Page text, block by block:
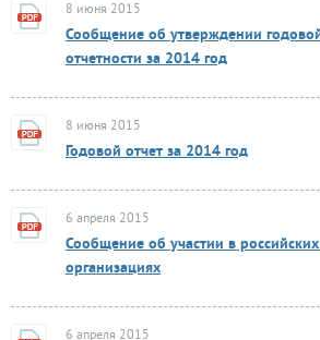
8 июня 2015
Сообщение об утверждении
отчетности за 2014 год
8 июня 2015
Годовой отчет за 2014 год
6 апреля 2015
Сообщение об участии в
организациях
6 апреля 2015